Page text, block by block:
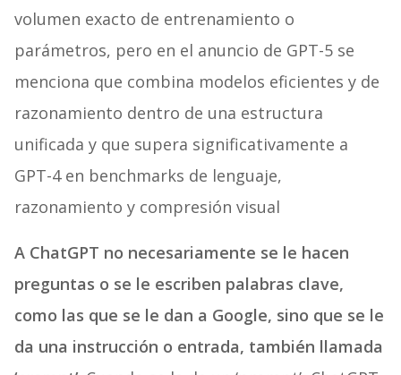
volumen exacto de entrenamiento o
parámetros, pero en el anuncio de GPT-5 se
menciona que combina modelos eficientes y de
razonamiento dentro de una estructura
unificada y que supera significativamente a
GPT-4 en benchmarks de lenguaje,
razonamiento y compresión visual
A ChatGPT no necesariamente se le hacen
preguntas o se le escriben palabras clave,
como las que se le dan a Google, sino que se le
da una instrucción o entrada, también llamada